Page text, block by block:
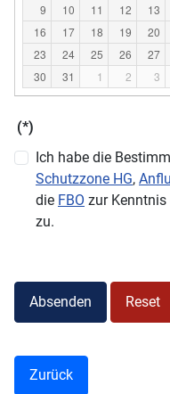
9
10 11 12 13
16
17 18 19 20
23
24 25 26 27
30
31 1 2 3
(*)
Ich habe die
Schutzzone HG,
die FBO zur
zu.
Absenden Reset
Zurück